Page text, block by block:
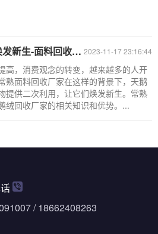
2023-11-17 23:16:44
回收-常熟布料回收公司
高，消费观念的转变，越来越多的人开
熟面料回收厂家在这样的背景下，天鹅
提供二次利用，让它们焕发新生。常熟
绒回收厂家的相关知识和优势。...
/ 18662408263